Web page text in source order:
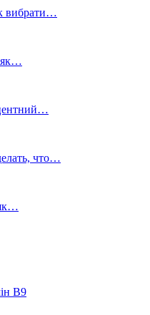
вибрати…
як…
что…
В9